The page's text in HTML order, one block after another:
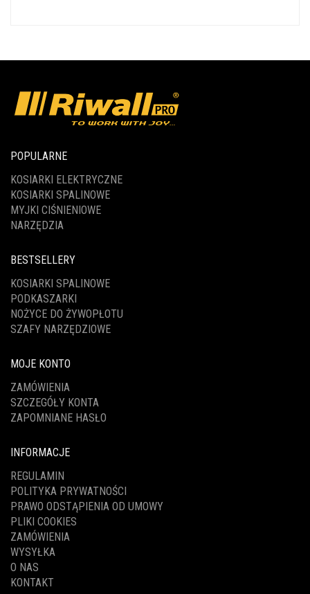
POPULARNE
KOSIARKI ELEKTRYCZNE
KOSIARKI SPALINOWE
MYJKI CIŚNIENIOWE
NARZĘDZIA
BESTSELLERY
KOSIARKI SPALINOWE
PODKASZARKI
NOŻYCE DO ŻYWOPŁOTU
SZAFY NARZĘDZIOWE
MOJE KONTO
ZAMÓWIENIA
SZCZEGÓŁY KONTA
ZAPOMNIANE HASŁO
INFORMACJE
REGULAMIN
POLITYKA PRYWATNOŚCI
PRAWO ODSTĄPIENIA OD UMOWY
PLIKI COOKIES
ZAMÓWIENIA
WYSYŁKA
O NAS
KONTAKT